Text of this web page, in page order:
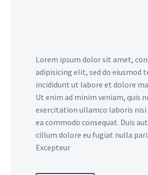
Lorem ipsum dolor sit amet,
adipisicing elit, sed do eiusmod
incididunt ut labore et dolore
Ut enim ad minim veniam, quis
exercitation ullamco laboris nisi
ea commodo consequat. Duis
cillum dolore eu fugiat nulla
Excepteur